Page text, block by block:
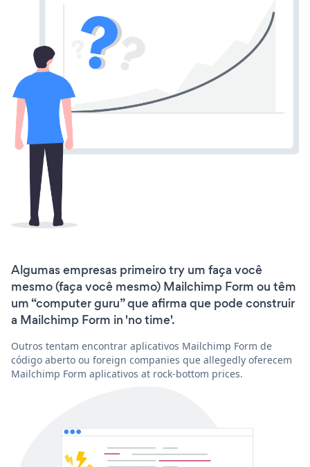
Algumas empresas primeiro try um faça você
mesmo (faça você mesmo) Mailchimp Form ou têm
um “computer guru” que afirma que pode construir
a Mailchimp Form in 'no time'.
Outros tentam encontrar aplicativos Mailchimp Form de
código aberto ou foreign companies que allegedly oferecem
Mailchimp Form aplicativos at rock-bottom prices.